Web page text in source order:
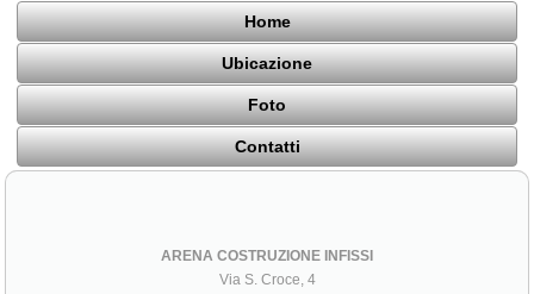
Home
Ubicazione
Foto
Contatti
ARENA COSTRUZIONE INFISSI
Via S. Croce, 4